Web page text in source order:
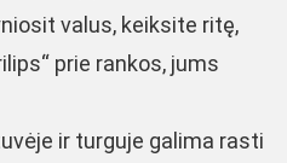
valus, keiksite ritę,
prie rankos, jums
ir turguje galima rasti